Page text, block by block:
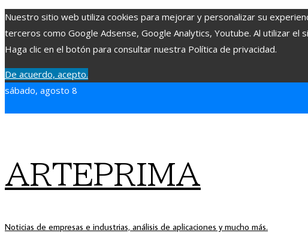
Nuestro sitio web utiliza cookies para mejorar y personalizar su
terceros como Google Adsense, Google Analytics, Youtube. Al utilizar
Haga clic en el botón para consultar nuestra Política de privacidad.
De acuerdo, acepto.
sábado, agosto 8
ARTEPRIMA
Noticias de empresas e industrias, análisis de aplicaciones y mucho más.